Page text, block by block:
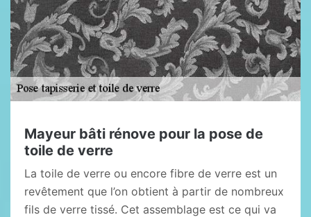
Mayeur bâti rénove pour la pose de
toile de verre
La toile de verre ou encore fibre de verre est un
revêtement que l’on obtient à partir de nombreux
fils de verre tissé. Cet assemblage est ce qui va